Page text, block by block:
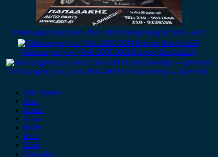
Volkswagen (vw) Polo 2005-2009 Φανάρι Εμπρός Δεξί – Θc1
Volkswagen (v.w.) Polo 2005-2009 Εμπρός Φανάρι Δεξί
Volkswagen (v.w.) Polo 2005-2009 Εμπρός Φανάρι – Αριστερό
Alfa Romeo
Audi
Austin
Acura
BMW
BYD
Chery
Chevrolet